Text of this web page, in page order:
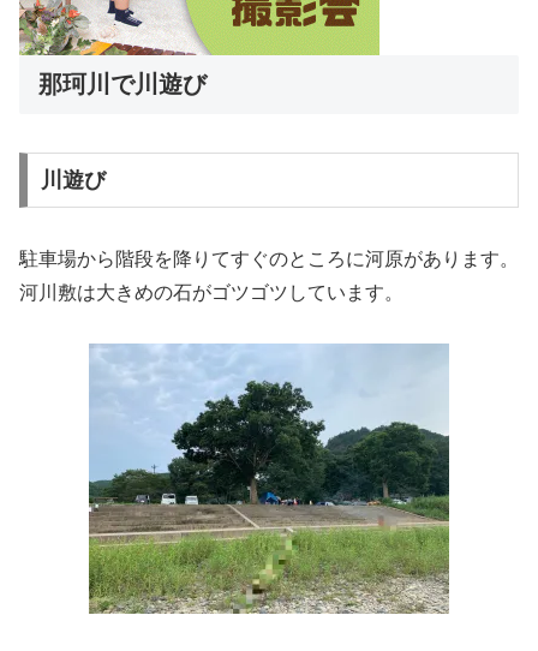
那珂川で川遊び
川遊び
駐車場から階段を降りてすぐのところに河原があります。
河川敷は大きめの石がゴツゴツしています。